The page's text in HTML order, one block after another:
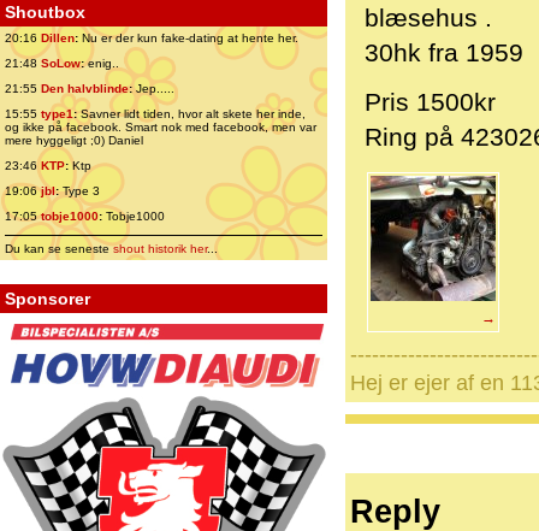
Shoutbox
20:16 Dillen: Nu er der kun fake-dating at hente her.
21:48 SoLow:enig..
21:55 Den halvblinde:Jep.....
15:55 type1:Savner lidt tiden, hvor alt skete her inde,
og ikke på facebook. Smart nok med facebook, men var
mere hyggeligt ;0) Daniel
23:46 KTP:Ktp
19:06jbl:Type 3
17:05tobje1000: Tobje1000
Du kan se senesteshout historik her...
Sponsorer
blæsehus .
30hk fra 1959
Pris 1500kr
Ring på
→
Hej er ejer af en
Reply